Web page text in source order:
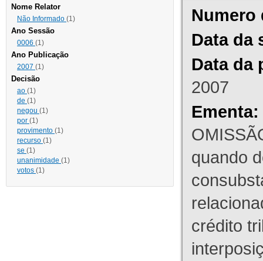
Nome Relator
Não Informado (1)
Ano Sessão
0006 (1)
Ano Publicação
2007 (1)
Decisão
ao (1)
de (1)
negou (1)
por (1)
provimento (1)
recurso (1)
se (1)
unanimidade (1)
votos (1)
Numero
Data da
Data da
2007
Ementa:
quando
crédito